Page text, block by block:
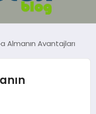
Almanın Avantajları